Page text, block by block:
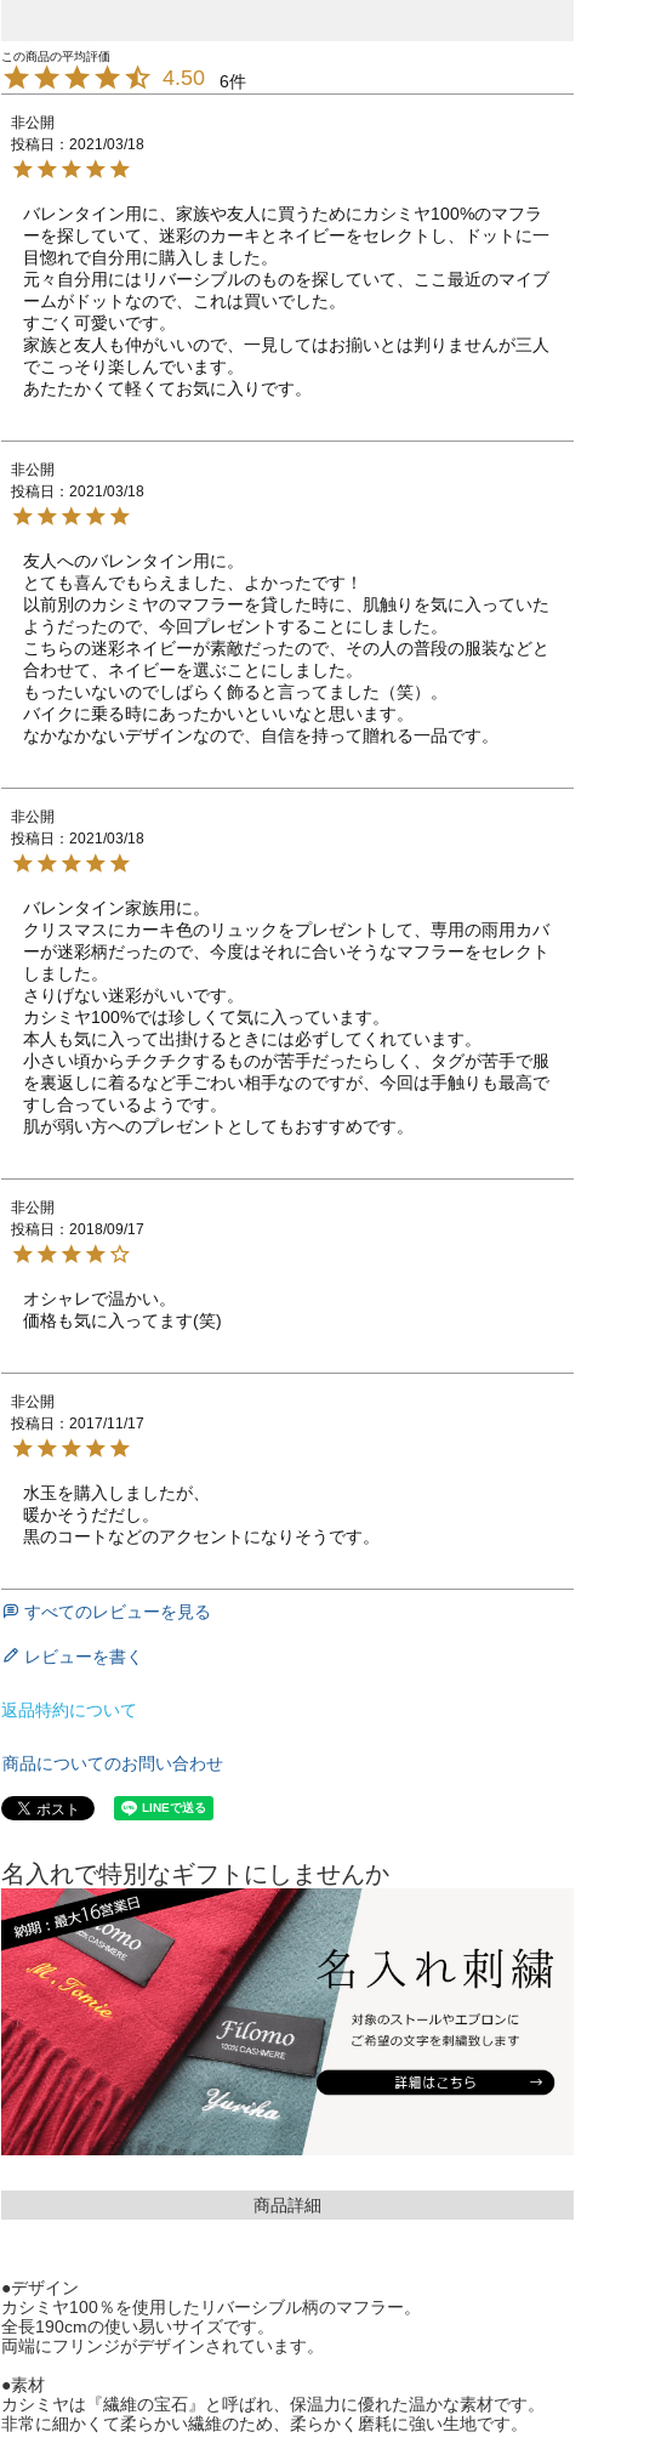
4.50 6
非公開
投稿日
2021/03/18
バレンタイン用に、家族や友人に買うためにカシミヤ100%のマフラ
ーを探していて、迷彩のカーキとネイビーをセレクトし、ドットに一
目惚れで自分用に購入しました。
元々自分用にはリバーシブルのものを探していて、ここ最近のマイブ
ームがドットなので、これは買いでした。
すごく可愛いです。
家族と友人も仲がいいので、一見してはお揃いとは判りませんが三人
でこっそり楽しんでいます。
あたたかくて軽くてお気に入りです。
非公開
投稿日
2021/03/18
友人へのバレンタイン用に。
とても喜んでもらえました、よかったです！
以前別のカシミヤのマフラーを貸した時に、肌触りを気に入っていた
ようだったので、今回プレゼントすることにしました。
こちらの迷彩ネイビーが素敵だったので、その人の普段の服装などと
合わせて、ネイビーを選ぶことにしました。
もったいないのでしばらく飾ると言ってました（笑）。
バイクに乗る時にあったかいといいなと思います。
なかなかないデザインなので、自信を持って贈れる一品です。
非公開
投稿日
2021/03/18
バレンタイン家族用に。
クリスマスにカーキ色のリュックをプレゼントして、専用の雨用カバ
ーが迷彩柄だったので、今度はそれに合いそうなマフラーをセレクト
しました。
さりげない迷彩がいいです。
カシミヤ100%では珍しくて気に入っています。
本人も気に入って出掛けるときには必ずしてくれています。
小さい頃からチクチクするものが苦手だったらしく、タグが苦手で服
を裏返しに着るなど手ごわい相手なのですが、今回は手触りも最高で
すし合っているようです。
肌が弱い方へのプレゼントとしてもおすすめです。
非公開
投稿日
2018/09/17
オシャレで温かい。
価格も気に入ってます(笑)
非公開
投稿日
2017/11/17
水玉を購入しましたが、
暖かそうだだし。
黒のコートなどのアクセントになりそうです。
すべてのレビューを見る
レビューを書く
返品特約について
商品についてのお問い合わせ
名入れで特別なギフトにしませんか
商品詳細
●デザイン
カシミヤ100％を使用したリバーシブル柄のマフラー。
全長190cmの使い易いサイズです。
両端にフリンジがデザインされています。
●素材
カシミヤは『繊維の宝石』と呼ばれ、保温力に優れた温かな素材です。
非常に細かくて柔らかい繊維のため、柔らかく磨耗に強い生地です。